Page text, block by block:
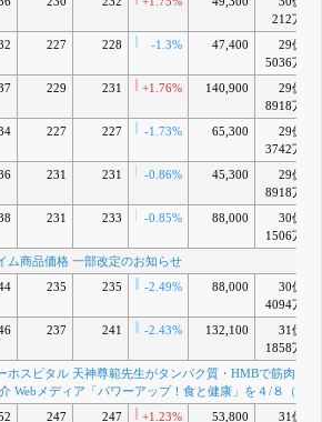
総会決議ご
通知の郵送
らせ
算短信〔日
連結)
15:30 2026
算説明資料
15:30 株主
優待制度の
るお知らせ
Y
15:30 愛知
医科大学 内
田育恵先生
が難聴と社
212万
227 228 -1.3% 47,400
29億
5036万
229 231 +1.76% 140,900
29億
8918万
227 227 -1.73% 65,300
29億
3742万
231 231 -0.86% 45,300
29億
8918万
231 233 -0.85% 88,000
30億
1506万
ム商品価格 一部改定のお知らせ
235 235 -2.49% 88,000
30億
4094万
237 241 -2.43% 132,100
31億
1858万
ホスピタル 天神尊範先生がタンパク質・HMBで筋肉を
Webメディア「パワーアップ！食と健康」を４/８（水
247 247 +1.23% 53,800
31億